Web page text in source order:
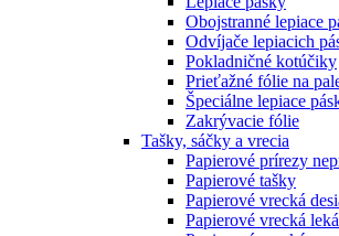
Obojstranné lepiace
Odvíjače lepiacich
Pokladničné kotúčiky
Prieťažné fólie na
Špeciálne lepiace
Zakrývacie fólie
Tašky, sáčky a vrecia
Papierové prírezy
Papierové tašky
Papierové vrecká
Papierové vrecká